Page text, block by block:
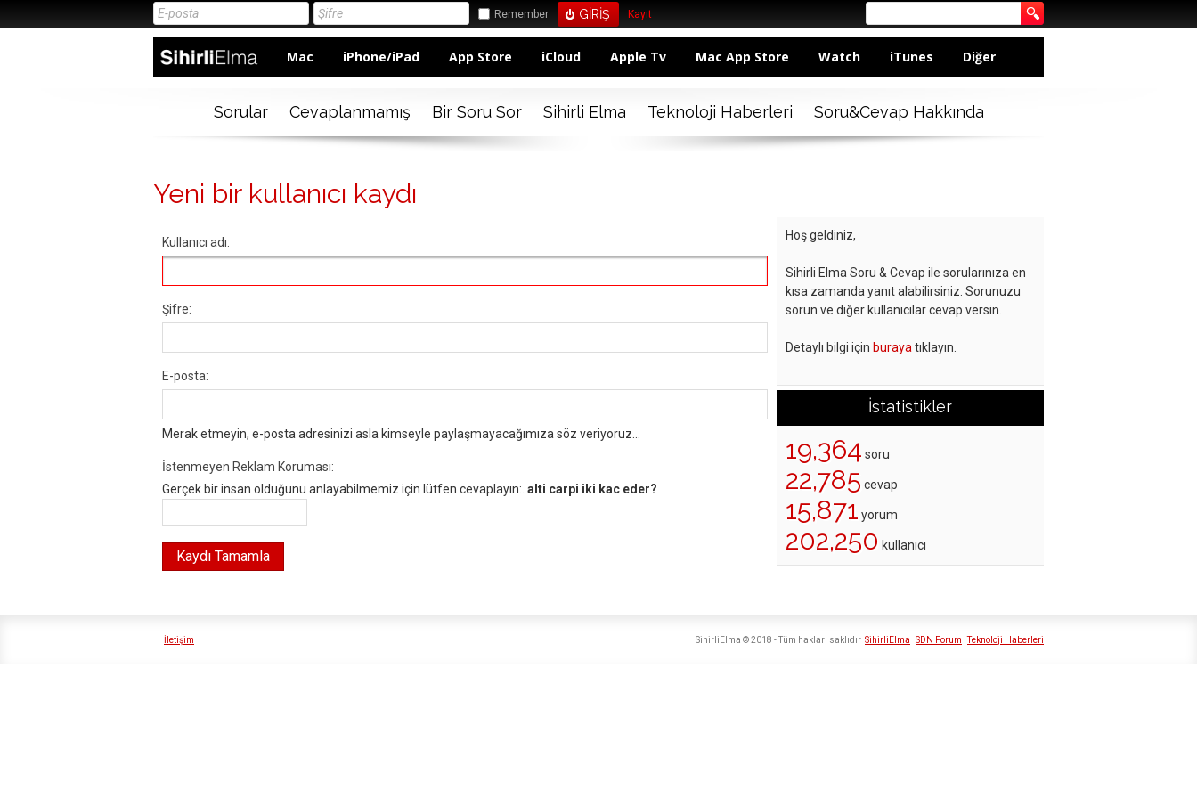
Remember Kayıt
Mac iPhone/iPad App Store iCloud Apple Tv Mac App Store Watch iTunes Diğer
Sorular Cevaplanmamış Bir Soru Sor Sihirli Elma Teknoloji Haberleri Soru&Cevap Hakkında
Yeni bir kullanıcı kaydı
Kullanıcı adı:
Şifre:
E-posta:
Merak etmeyin, e-posta adresinizi asla kimseyle paylaşmayacağımıza söz veriyoruz...
İstenmeyen Reklam Koruması:
Gerçek bir insan olduğunu anlayabilmemiz için lütfen cevaplayın:. alti carpi iki kac eder?
Hoş geldiniz,
Sihirli Elma Soru & Cevap ile sorularınıza en
kısa zamanda yanıt alabilirsiniz. Sorunuzu
sorun ve diğer kullanıcılar cevap versin.
Detaylı bilgi için buraya tıklayın.
İstatistikler
19,364 soru
22,785 cevap
15,871 yorum
202,250 kullanıcı
İletişim SihirliElma SDN Forum Teknoloji Haberleri
SihirliElma © 2018 - Tüm hakları saklıdır